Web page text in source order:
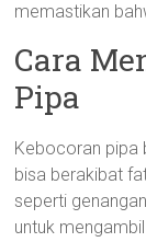
memastikan
Cara
Pipa
Kebocoran pipa
bisa berakibat
seperti
untuk